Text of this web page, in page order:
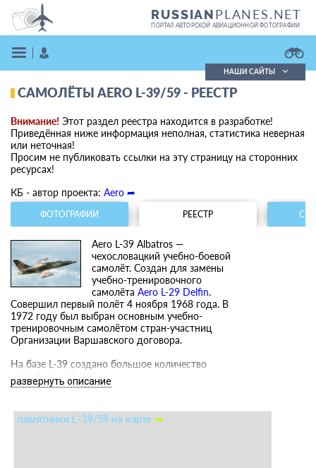
RUSSIANPLANES.NET
ПОРТАЛ АВТОРСКОЙ АВИАЦИОННОЙ ФОТОГРАФИИ
ЗАРЕГИСТРИРОВАТЬСЯ
Поиск фотографий
Кратко
Подробно
НАШИ САЙТЫ
САМОЛЁТЫ AERO L-39/59 - РЕЕСТР
Внимание! Этот раздел реестра находится в разработке!
Приведённая ниже информация неполная, статистика неверная
или неточная!
Просим не публиковать ссылки на эту страницу на сторонних
ресурсах!
КБ - автор проекта: Aero ➦
ФОТОГРАФИИ РЕЕСТР
Aero L-39 Albatros —
чехословацкий учебно-боевой
самолёт. Создан для замены
учебно-тренировочного
самолёта Aero L-29 Delfin.
Совершил первый полёт 4 ноября 1968 года. В
1972 году был выбран основным учебно-
тренировочным самолётом стран-участниц
Организации Варшавского договора.
На базе L-39 создано большое количество
модификаций, в т.ч.:
L-59 (L-39MS) - "Super Albatros". Модификация с
конструкции ДВ-2.
L-159 ALCA - лёгкий многоцелевой штурмовик,
развернуть описание
памятники L-39/59 на карте ➦